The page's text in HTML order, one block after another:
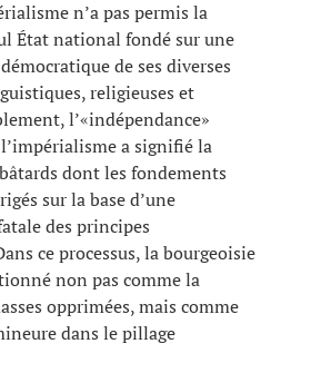
n’a pas permis la
État national fondé sur une
de ses diverses
religieuses et
l’«indépendance»
a signifié la
dont les fondements
sur la base d’une
des principes
ce processus, la bourgeoisie
non pas comme la
opprimées, mais comme
dans le pillage